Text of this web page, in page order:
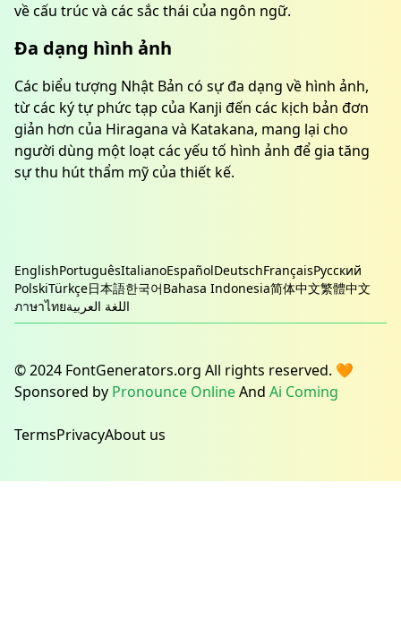
về cấu trúc và các sắc thái của ngôn ngữ.
Đa dạng hình ảnh
Các biểu tượng Nhật Bản có sự đa dạng về hình ảnh,
từ các ký tự phức tạp của Kanji đến các kịch bản đơn
giản hơn của Hiragana và Katakana, mang lại cho
người dùng một loạt các yếu tố hình ảnh để gia tăng
sự thu hút thẩm mỹ của thiết kế.
EnglishPortuguêsItalianoEspañolDeutschFrançaisРусский
PolskiTürkçe日本語한국어Bahasa Indonesia简体中文繁體中文
ภาษาไทยاللغة العربية
© 2024 FontGenerators.org All rights reserved. 🧡
Sponsored by Pronounce OnlineAnd Ai Coming
TermsPrivacyAbout us